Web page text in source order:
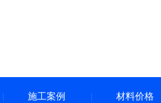
施工案例 材料价格